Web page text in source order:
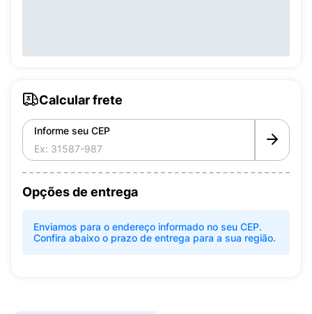
Calcular frete
Informe seu CEP
Opções de entrega
Enviamos para o endereço informado no seu CEP.
Confira abaixo o prazo de entrega para a sua região.